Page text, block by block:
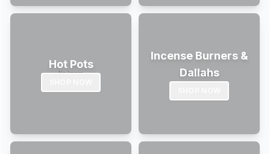
Hot Pots
Incense Burners &
Dallahs